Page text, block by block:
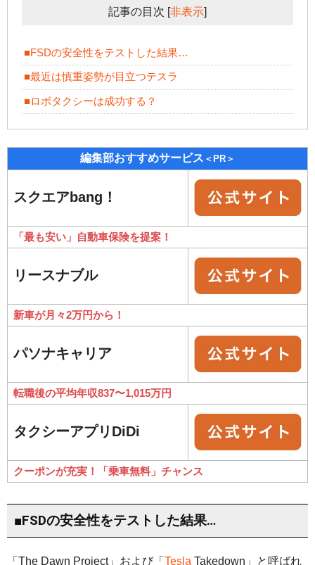
記事の目次 [非表示]
■FSDの安全性をテストした結果…
■最近は慎重姿勢が目立つテスラ
■ロボタクシーは成功する？
編集部おすすめサービス ＜PR＞
スクエアbang！
「最も安い」自動車保険を提案！
リースナブル
新車が月々2万円から！
パソナキャリア
転職後の平均年収837〜1,015万円
タクシーアプリDiDi
クーポンが充実！「乗車無料」チャンス
■FSDの安全性をテストした結果…
「The Dawn Project」および「 Tesla Takedown」と呼ばれ